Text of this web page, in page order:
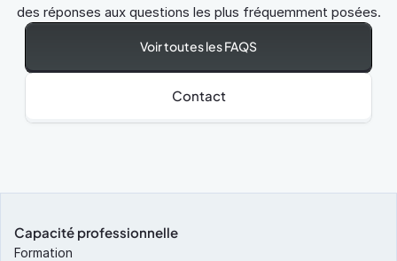
des réponses aux questions les plus fréquemment posées.
Voir toutes les FAQS
Contact
Capacité professionnelle
Formation